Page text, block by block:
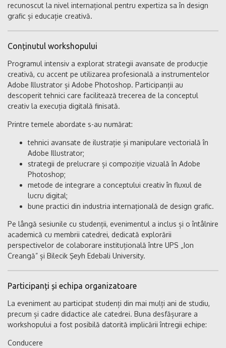
recunoscut la nivel internațional pentru expertiza sa în design
grafic și educație creativă.
Conținutul workshopului
Programul intensiv a explorat strategii avansate de producție
creativă, cu accent pe utilizarea profesională a instrumentelor
Adobe Illustrator și Adobe Photoshop. Participanții au
descoperit tehnici care facilitează trecerea de la conceptul
creativ la execuția digitală finisată.
Printre temele abordate s-au numărat:
tehnici avansate de ilustrație și manipulare vectorială în
Adobe Illustrator;
strategii de prelucrare și compoziție vizuală în Adobe
Photoshop;
metode de integrare a conceptului creativ în fluxul de
lucru digital;
bune practici din industria internațională de design grafic.
Pe lângă sesiunile cu studenții, evenimentul a inclus și o întâlnire
academică cu membrii catedrei, dedicată explorării
perspectivelor de colaborare instituțională între UPS „Ion
Creangă” și Bilecik Şeyh Edebali University.
Participanți și echipa organizatoare
La eveniment au participat studenți din mai mulți ani de studiu,
precum și cadre didactice ale catedrei. Buna desfășurare a
workshopului a fost posibilă datorită implicării întregii echipe:
Conducere